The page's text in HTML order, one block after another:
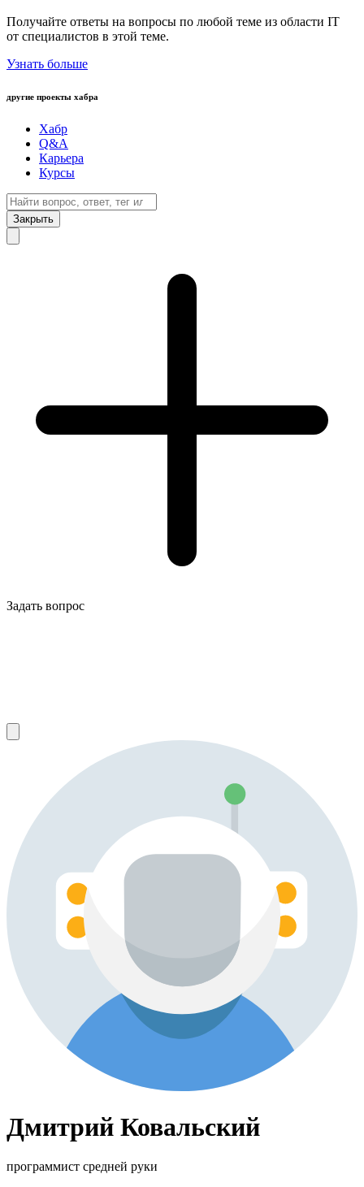
Получайте ответы на вопросы по любой теме из области IT
от специалистов в этой теме.
Узнать больше
другие проекты хабра
Хабр
Q&A
Карьера
Курсы
Закрыть
Задать вопрос
Дмитрий Ковальский
программист средней руки